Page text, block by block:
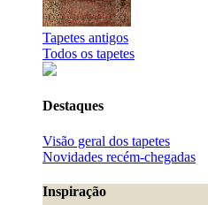
Tapetes antigos
Todos os tapetes
Destaques
Visão geral dos tapetes
Novidades recém-chegadas
Inspiração